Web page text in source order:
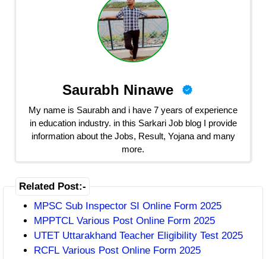
Saurabh Ninawe
My name is Saurabh and i have 7 years of experience
in education industry. in this Sarkari Job blog I provide
information about the Jobs, Result, Yojana and many
more.
Related Post:-
MPSC Sub Inspector SI Online Form 2025
MPPTCL Various Post Online Form 2025
UTET Uttarakhand Teacher Eligibility Test 2025
RCFL Various Post Online Form 2025